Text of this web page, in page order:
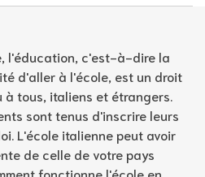
l'éducation, c'est-à-dire la
d'aller à l'école, est un droit
à tous, italiens et étrangers.
sont tenus d'inscrire leurs
L'école italienne peut avoir
de celle de votre pays
fonctionne l'école en